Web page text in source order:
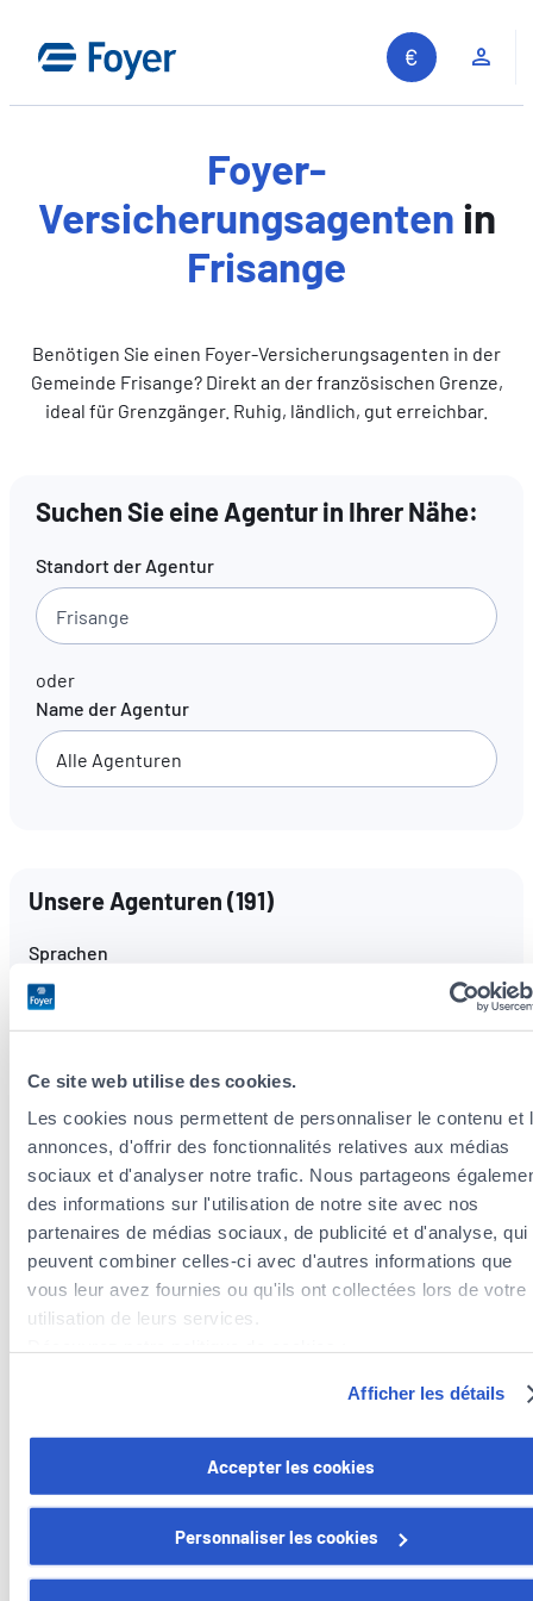
Ce site web utilise des cookies.
Les cookies nous permettent de personnaliser le contenu et
annonces, d'offrir des fonctionnalités relatives aux médias
sociaux et d'analyser notre trafic. Nous partageons
des informations sur l'utilisation de notre site avec nos
partenaires de médias sociaux, de publicité et d'analyse, qui
peuvent combiner celles-ci avec d'autres informations que
vous leur avez fournies ou qu'ils ont collectées lors de votre
utilisation de leurs services.
Vous avez la possibilité de retirer votre consentement à tout
moment en cliquant sur le lien "gestion des cookies" en bas
Certains de ces cookies sont strictement nécessaires au
Afficher les détails
Accepter les cookies
Personnaliser les cookies
Inhalt
springen
Auf unserer Website suchen
Foyer-
Versicherungsagenten in
Frisange
Benötigen Sie einen Foyer-Versicherungsagenten in der
Gemeinde Frisange? Direkt an der französischen Grenze,
ideal für Grenzgänger. Ruhig, ländlich, gut erreichbar.
Suchen Sie eine Agentur in Ihrer Nähe:
Standort der Agentur
oder
Name der Agentur
Unsere Agenturen (191)
Sprachen
Alle Sprachen
Versicherungsagenten in der Nähe der
Gemeinde Frisange
Versicherungsagenten in der Gemeinde Dalheim
Bains